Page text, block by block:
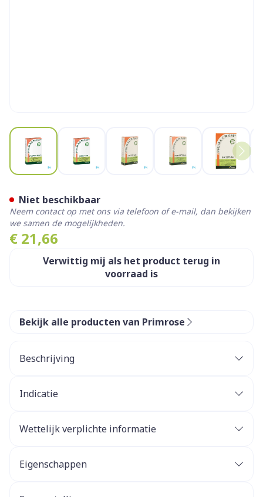
View larger imageView larger imageView larger imageView larger image
View
€ 21,66
Verwittig mij als het product terug in
voorraad is
Niet beschikbaar
Neem contact op met ons via telefoon of e-mail, dan bekijken
we samen de mogelijkheden.
Bekijk alle producten van Primrose
Beschrijving
Indicatie
Wettelijk verplichte informatie
Eigenschappen